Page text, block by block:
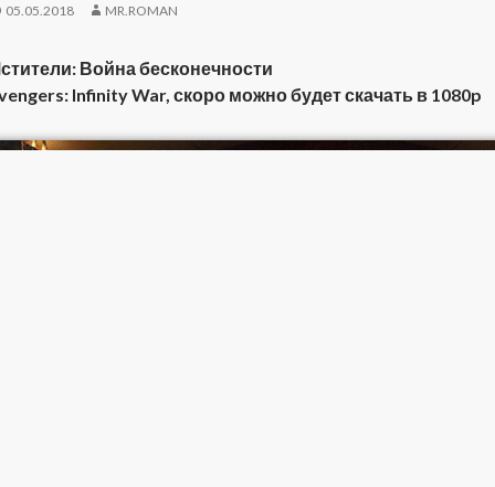
05.05.2018 MR.ROMAN
Война бесконечности
Infinity War, скоро можно будет скачать в 1080p